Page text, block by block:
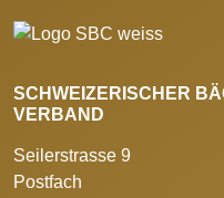
SCHWEIZERISCHER
VERBAND
Seilerstrasse 9
Postfach